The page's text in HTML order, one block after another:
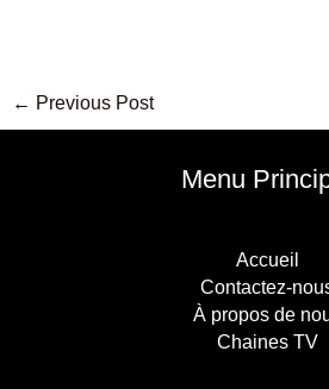
← Previous Post
Menu
Accueil
Contactez-
À propos de
Chaines TV